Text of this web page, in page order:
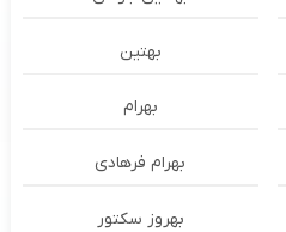
بهتین
بهرام
بهرام فرهادی
بهروز سکتور